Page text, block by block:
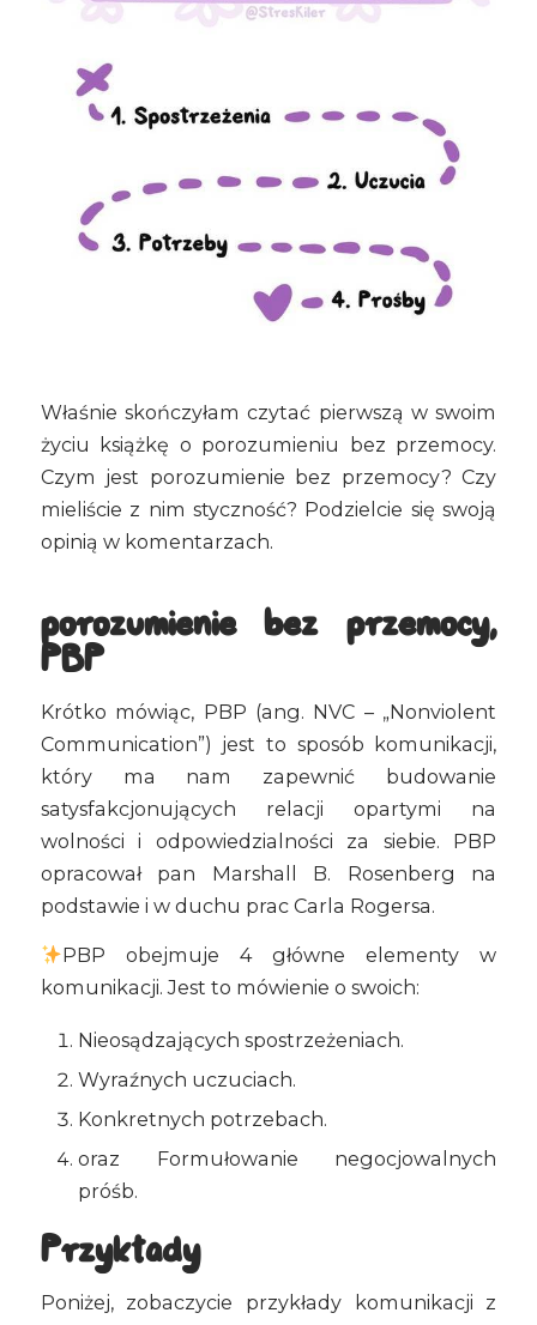
Właśnie skończyłam czytać pierwszą w swoim
życiu książkę o porozumieniu bez przemocy.
Czym jest porozumienie bez przemocy? Czy
mieliście z nim styczność? Podzielcie się swoją
opinią w komentarzach.
porozumienie bez przemocy,
PBP
Krótko mówiąc, PBP (ang. NVC – „Nonviolent
Communication”) jest to sposób komunikacji,
który ma nam zapewnić budowanie
satysfakcjonujących relacji opartymi na
wolności i odpowiedzialności za siebie. PBP
opracował pan Marshall B. Rosenberg na
podstawie i w duchu prac Carla Rogersa.
PBP obejmuje 4 główne elementy w
komunikacji. Jest to mówienie o swoich:
Nieosądzających spostrzeżeniach.
Wyraźnych uczuciach.
Konkretnych potrzebach.
oraz Formułowanie negocjowalnych
próśb.
Przykłady
Poniżej, zobaczycie przykłady komunikacji z